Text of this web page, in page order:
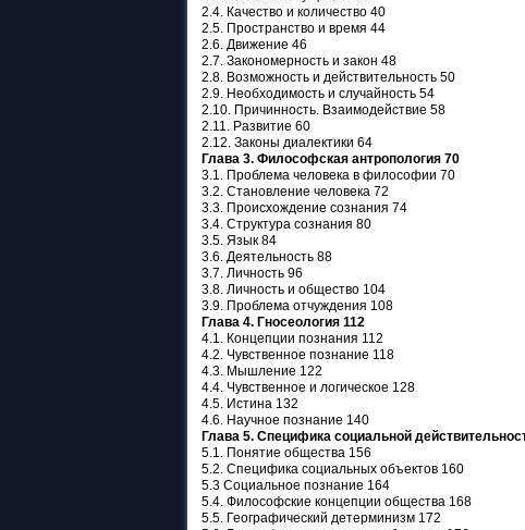
2.4. Качество и количество 40
2.5. Пространство и время 44
2.6. Движение 46
2.7. Закономерность и закон 48
2.8. Возможность и действительность 50
2.9. Необходимость и случайность 54
2.10. Причинность. Взаимодействие 58
2.11. Развитие 60
2.12. Законы диалектики 64
Глава 3. Философская антропология 70
3.1. Проблема человека в философии 70
3.2. Становление человека 72
3.3. Происхождение сознания 74
3.4. Структура сознания 80
3.5. Язык 84
3.6. Деятельность 88
3.7. Личность 96
3.8. Личность и общество 104
3.9. Проблема отчуждения 108
Глава 4. Гносеология 112
4.1. Концепции познания 112
4.2. Чувственное познание 118
4.3. Мышление 122
4.4. Чувственное и логическое 128
4.5. Истина 132
4.6. Научное познание 140
Глава 5. Специфика социальной
5.1. Понятие общества 156
5.2. Специфика социальных объектов 160
5.3 Социальное познание 164
5.4. Философские концепции общества 168
5.5. Географический детерминизм 172